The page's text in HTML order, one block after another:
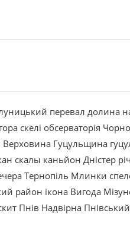
перевал долина
скелі обсерваторія
Верховина Гуцульщина
скалы каньйон Дністер
Тернопіль Млинки
район ікона Вигода
Пнів Надвірна